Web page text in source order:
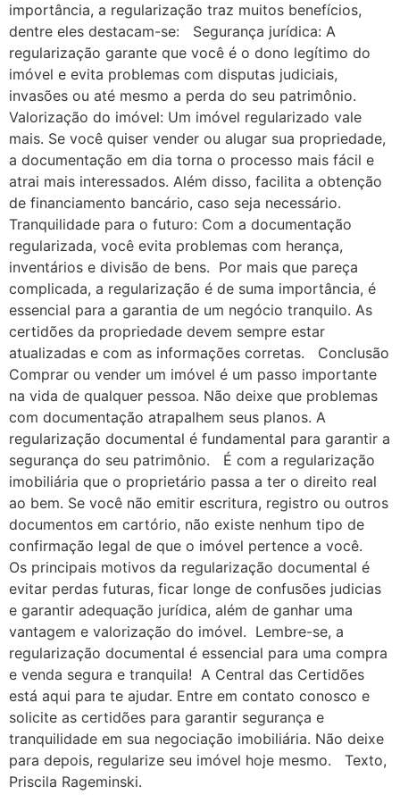
importância, a regularização traz muitos benefícios,
dentre eles destacam-se: Segurança jurídica: A
regularização garante que você é o dono legítimo do
imóvel e evita problemas com disputas judiciais,
invasões ou até mesmo a perda do seu patrimônio.
Valorização do imóvel: Um imóvel regularizado vale
mais. Se você quiser vender ou alugar sua propriedade,
a documentação em dia torna o processo mais fácil e
atrai mais interessados. Além disso, facilita a obtenção
de financiamento bancário, caso seja necessário.
Tranquilidade para o futuro: Com a documentação
regularizada, você evita problemas com herança,
inventários e divisão de bens. Por mais que pareça
complicada, a regularização é de suma importância, é
essencial para a garantia de um negócio tranquilo. As
certidões da propriedade devem sempre estar
atualizadas e com as informações corretas. Conclusão
Comprar ou vender um imóvel é um passo importante
na vida de qualquer pessoa. Não deixe que problemas
com documentação atrapalhem seus planos. A
regularização documental é fundamental para garantir a
segurança do seu patrimônio. É com a regularização
imobiliária que o proprietário passa a ter o direito real
ao bem. Se você não emitir escritura, registro ou outros
documentos em cartório, não existe nenhum tipo de
confirmação legal de que o imóvel pertence a você.
Os principais motivos da regularização documental é
evitar perdas futuras, ficar longe de confusões judicias
e garantir adequação jurídica, além de ganhar uma
vantagem e valorização do imóvel. Lembre-se, a
regularização documental é essencial para uma compra
e venda segura e tranquila! A Central das Certidões
está aqui para te ajudar. Entre em contato conosco e
solicite as certidões para garantir segurança e
tranquilidade em sua negociação imobiliária. Não deixe
para depois, regularize seu imóvel hoje mesmo. Texto,
Priscila Rageminski.